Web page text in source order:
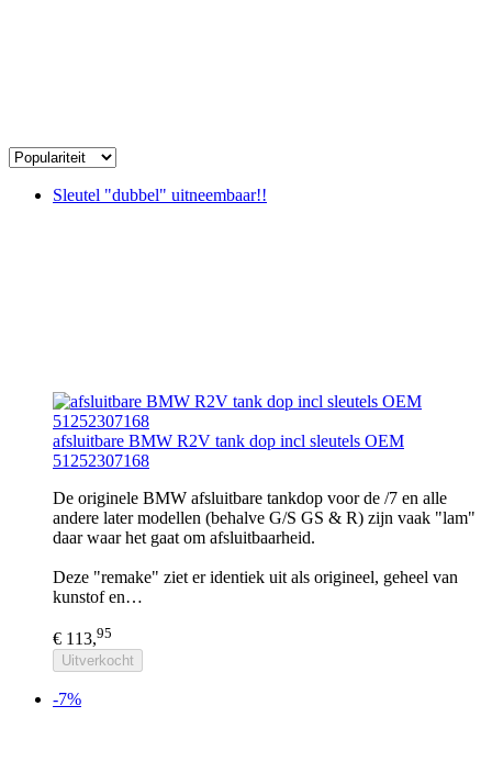
Sleutel "dubbel" uitneembaar!!
afsluitbare BMW R2V tank dop incl sleutels OEM
51252307168
De originele BMW afsluitbare tankdop voor de /7 en alle
andere later modellen (behalve G/S GS & R) zijn vaak "lam"
daar waar het gaat om afsluitbaarheid.
Deze "remake" ziet er identiek uit als origineel, geheel van
kunstof en…
€ 113,95
Uitverkocht
-7%